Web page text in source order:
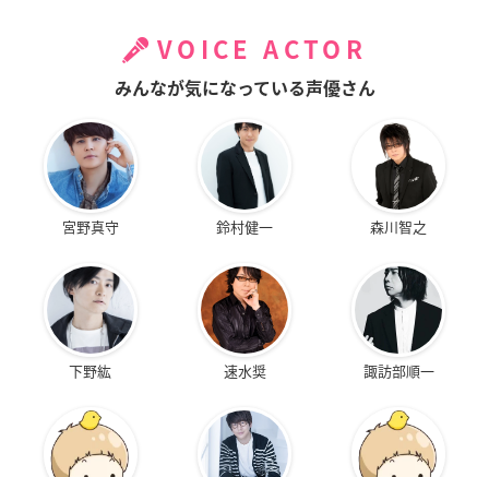
VOICE ACTOR
みんなが気になっている声優さん
宮野真守 鈴村健一 森川智之
下野紘 速水奨 諏訪部順一